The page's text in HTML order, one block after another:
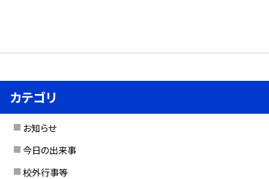
カテゴリ
お知らせ
今日の出来事
校外行事等